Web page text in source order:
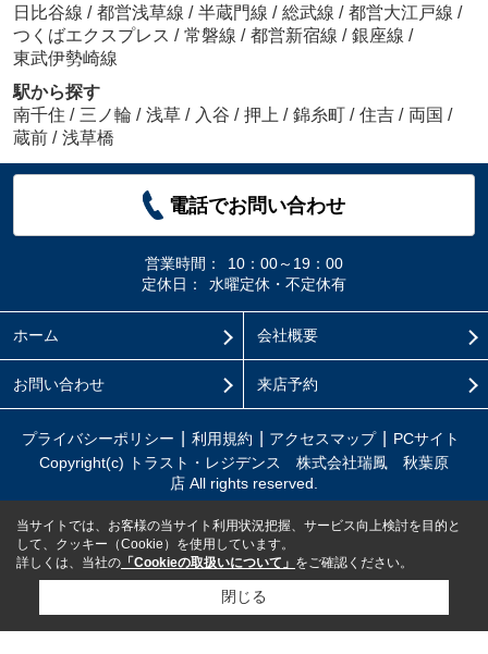
日比谷線 / 都営浅草線 / 半蔵門線 / 総武線 / 都営大江戸線 /
つくばエクスプレス / 常磐線 / 都営新宿線 / 銀座線 /
東武伊勢崎線
駅から探す
南千住 / 三ノ輪 / 浅草 / 入谷 / 押上 / 錦糸町 / 住吉 / 両国 /
蔵前 / 浅草橋
電話でお問い合わせ
営業時間：
10：00～19：00
定休日：
水曜定休・不定休有
ホーム 会社概要
お問い合わせ 来店予約
プライバシーポリシー 利用規約 アクセスマップ
PCサイト
Copyright(c) トラスト・レジデンス 株式会社瑞鳳 秋葉原
店 All rights reserved.
当サイトでは、お客様の当サイト利用状況把握、サービス向上検討を目的と
して、クッキー（Cookie）を使用しています。
詳しくは、当社の 「Cookieの取扱いについて」 をご確認ください。
閉じる